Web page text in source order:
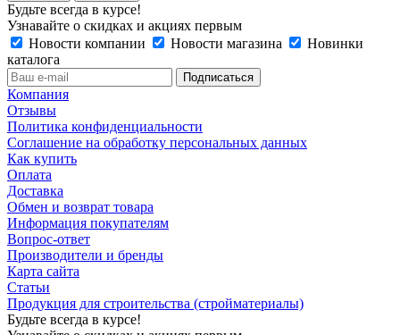
Будьте всегда в курсе!
Узнавайте о скидках и акциях первым
Новости компании
Новости магазина
Новинки
каталога
Компания
Отзывы
Политика конфиденциальности
Соглашение на обработку персональных данных
Как купить
Оплата
Доставка
Обмен и возврат товара
Информация покупателям
Вопрос-ответ
Производители и бренды
Карта сайта
Статьи
Продукция для строительства (стройматериалы)
Будьте всегда в курсе!